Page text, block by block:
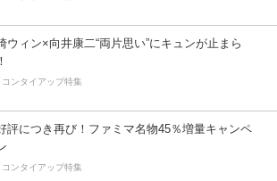
ウィン×向井康二“両片思い”にキュンが止まら
コンタイアップ特集
評につき再び！ファミマ名物45％増量キャンペ
コンタイアップ特集